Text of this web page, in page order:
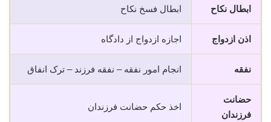
ابطال نکاح ابطال فسخ نکاح
اذن ازدواج اجازه ازدواج از دادگاه
نفقه انجام امور نفقه – نفقه فرزند – ترک انفاق
حضانت
فرزندان
اخذ حکم حضانت فرزندان